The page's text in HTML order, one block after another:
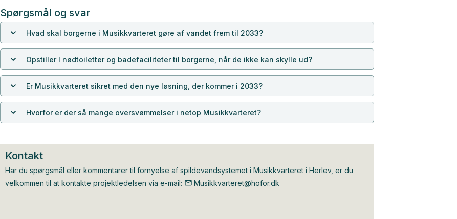
Spørgsmål og svar
Hvad skal borgerne i Musikkvarteret gøre af vandet frem til 2033?
Opstiller I nødtoiletter og badefaciliteter til borgerne, når de ikke kan skylle ud?
Er Musikkvarteret sikret med den nye løsning, der kommer i 2033?
Hvorfor er der så mange oversvømmelser i netop Musikkvarteret?
Kontakt
Har du spørgsmål eller kommentarer til fornyelse af spildevandsystemet i Musikkvarteret i Herlev, er du
velkommen til at kontakte projektledelsen via e-mail:
Musikkvarteret@hofor.dk